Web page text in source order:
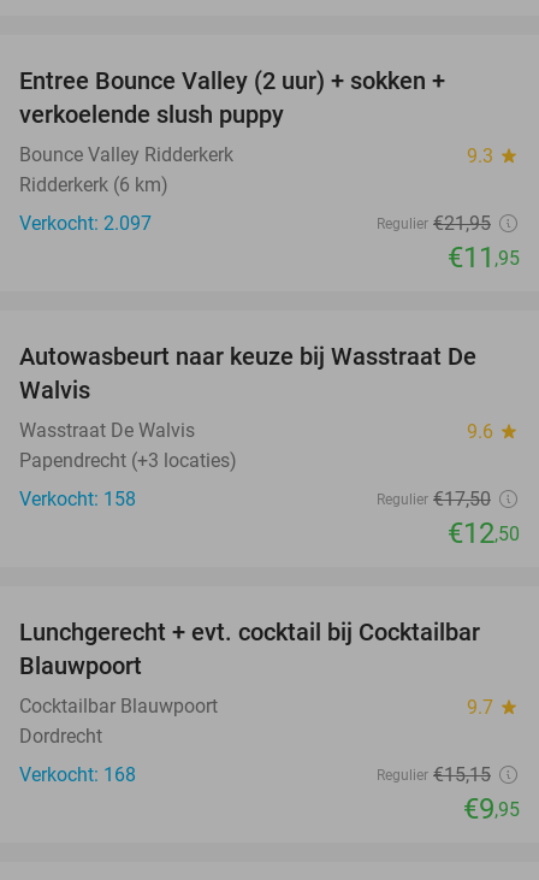
Entree Bounce Valley (2 uur) + sokken +
verkoelende slush puppy
Bounce Valley Ridderkerk 9.3 star
Ridderkerk (6 km)
Verkocht: 2.097
Regulier €21,95
€11 ,95
29%
Autowasbeurt naar keuze bij Wasstraat De
Walvis
Wasstraat De Walvis 9.6 star
Papendrecht (+3 locaties)
Verkocht: 158
Regulier €17,50
€12,50
34%
Lunchgerecht + evt. cocktail bij Cocktailbar
Blauwpoort
Cocktailbar Blauwpoort 9.7 star
Dordrecht
Verkocht: 168
Regulier €15,15
€9,95